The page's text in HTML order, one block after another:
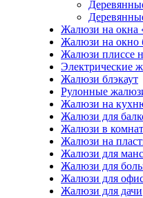
Жалюзи на окна
Жалюзи на окно
Жалюзи плиссе
Электрические
Жалюзи блэкаут
Рулонные
Жалюзи на
Жалюзи для
Жалюзи в
Жалюзи на
Жалюзи для
Жалюзи для
Жалюзи для
Жалюзи для дачи